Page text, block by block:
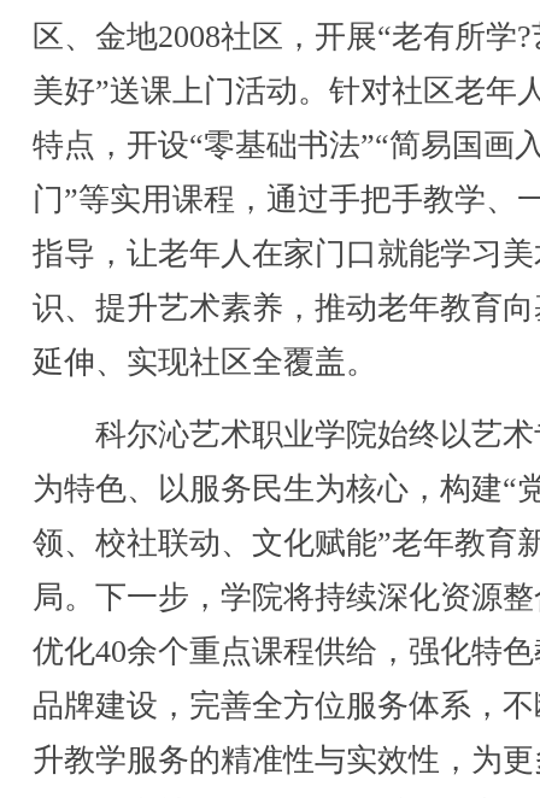
区、金地2008社区，开展“老有所学
美好”送课上门活动。针对社区老年
特点，开设“零基础书法”“简易国画
门”等实用课程，通过手把手教学、
指导，让老年人在家门口就能学习
识、提升艺术素养，推动老年教育
延伸、实现社区全覆盖。
科尔沁艺术职业学院始终以艺术
为特色、以服务民生为核心，构建“
领、校社联动、文化赋能”老年教育
局。下一步，学院将持续深化资源
优化40余个重点课程供给，强化特
品牌建设，完善全方位服务体系，
升教学服务的精准性与实效性，为